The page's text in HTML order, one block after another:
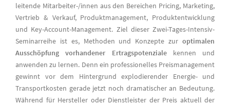
leitende Mitarbeiter-/innen aus den Bereichen Pricing, Marketing,
Vertrieb & Verkauf, Produktmanagement, Produktentwicklung
und Key-Account-Management. Ziel dieser Zwei-Tages-Intensiv-
Seminarreihe ist es, Methoden und Konzepte zur optimalen
Ausschöpfung vorhandener Ertragspotenzialekennen und
anwenden zu lernen. Denn ein professionelles Preismanagement
gewinnt vor dem Hintergrund explodierender Energie- und
Transportkosten gerade jetzt noch dramatischer an Bedeutung.
Während für Hersteller oder Dienstleister der Preis aktuell der